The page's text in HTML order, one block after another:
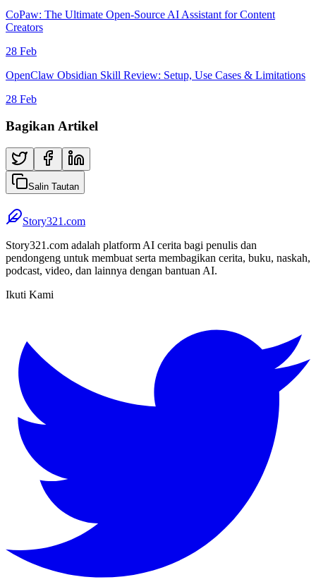
CoPaw: The Ultimate Open-Source AI Assistant for Content
Creators
28 Feb
OpenClaw Obsidian Skill Review: Setup, Use Cases & Limitations
28 Feb
Bagikan Artikel
Salin Tautan
Story321.com
Story321.com adalah platform AI cerita bagi penulis dan
pendongeng untuk membuat serta membagikan cerita, buku, naskah,
podcast, video, dan lainnya dengan bantuan AI.
Ikuti Kami